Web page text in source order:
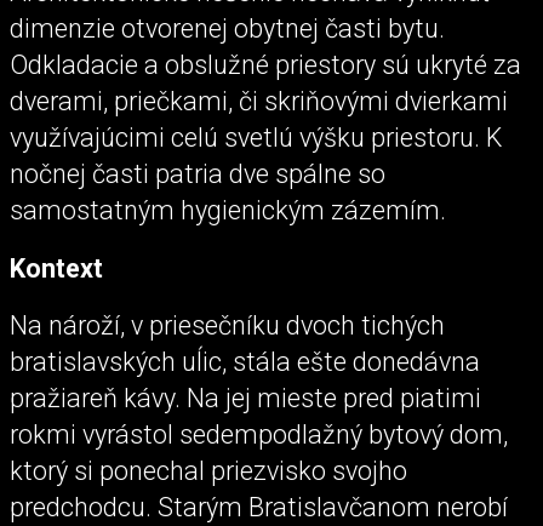
dimenzie otvorenej obytnej časti bytu.
Odkladacie a obslužné priestory sú ukryté za
dverami, priečkami, či skriňovými dvierkami
využívajúcimi celú svetlú výšku priestoru. K
nočnej časti patria dve spálne so
samostatným hygienickým zázemím.
Kontext
Na nároží, v priesečníku dvoch tichých
bratislavských uĺic, stála ešte donedávna
pražiareň kávy. Na jej mieste pred piatimi
rokmi vyrástol sedempodlažný bytový dom,
ktorý si ponechal priezvisko svojho
predchodcu. Starým Bratislavčanom nerobí